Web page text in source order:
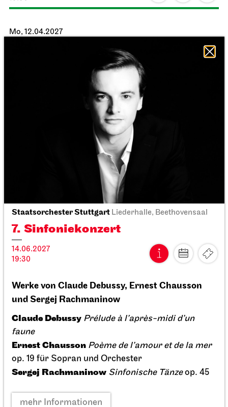
Opernhaus
Die Meistersinger von Nürnberg
So, 28.03.2027
Staatsoper Stuttgart